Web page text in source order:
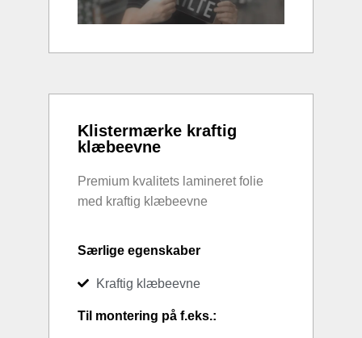
Klistermærke kraftig
klæbeevne
Premium kvalitets lamineret folie
med kraftig klæbeevne
Særlige egenskaber
Kraftig klæbeevne
Til montering på f.eks.: